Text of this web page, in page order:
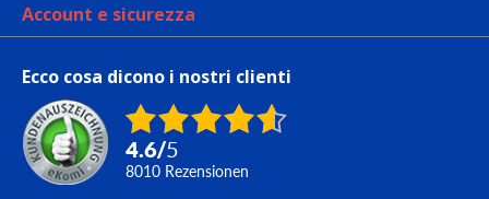
Account e sicurezza
Ecco cosa dicono i nostri clienti
4.6/5
8010 Rezensionen